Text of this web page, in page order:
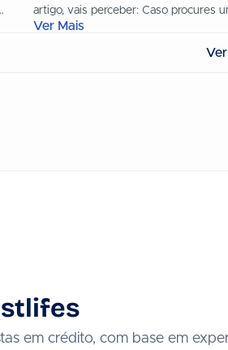
artigo, vais perceber: Caso procures
solução de crédito, a Gestlifes...
Ver Mais
em crédito, com base em